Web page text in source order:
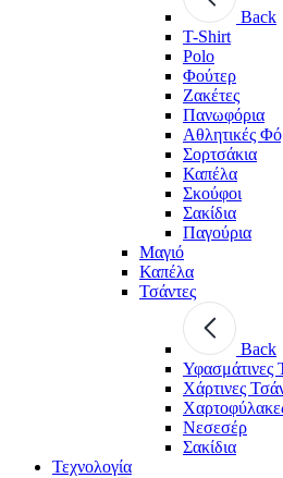
Back
T-Shirt
Polo
Φούτερ
Ζακέτες
Πανωφόρια
Αθλητικές
Σορτσάκια
Καπέλα
Σκούφοι
Σακίδια
Παγούρια
Μαγιό
Καπέλα
Τσάντες
Back
Υφασμάτινες
Χάρτινες
Νεσεσέρ
Σακίδια
Τεχνολογία